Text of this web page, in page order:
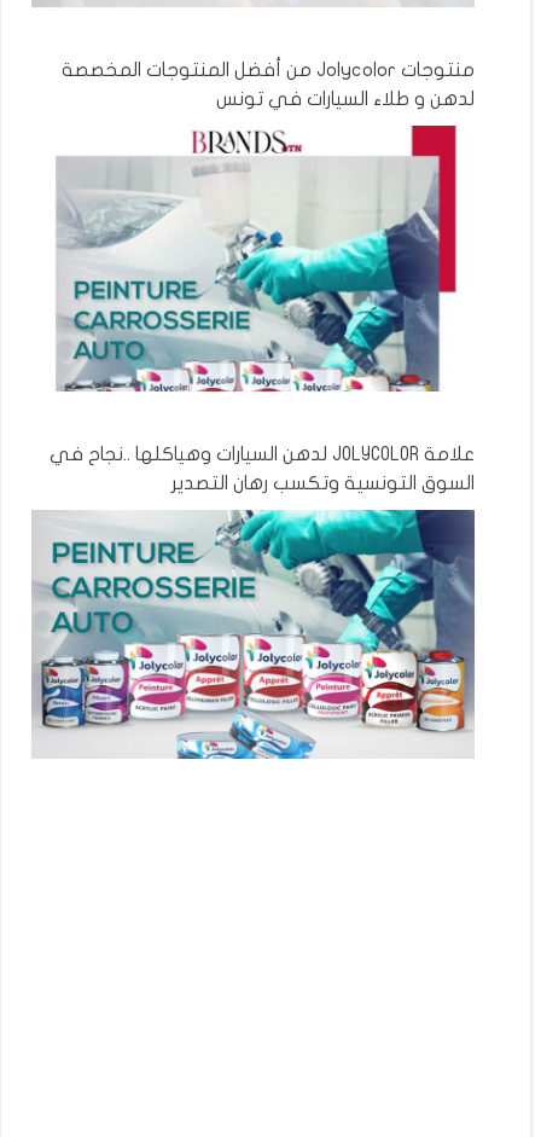
منتوجات Jolycolor من أفضل المنتوجات المخصصة
لدهن و طلاء السيارات في تونس
علامة JOLYCOLOR لدهن السيارات وهياكلها ..نجاح في
السوق التونسية وتكسب رهان التصدير